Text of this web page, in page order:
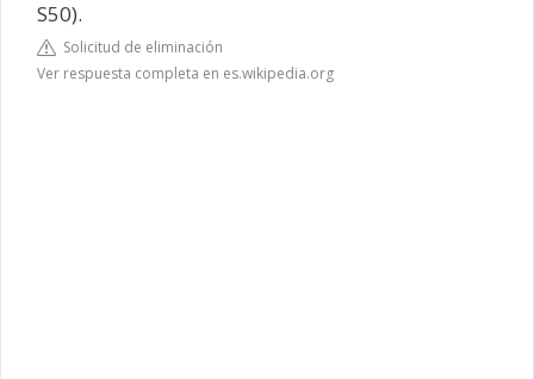
S50).
Solicitud de eliminación
Ver respuesta completa en es.wikipedia.org